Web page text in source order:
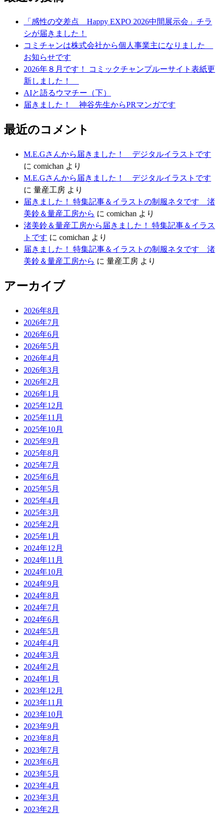
「感性の交差点 Happy EXPO 2026中間展示会」チラ
シが届きました！
コミチャンは株式会社から個人事業主になりました
お知らせです
2026年８月です！ コミックチャンプルーサイト表紙更
新しました！
AIと語るウマチー（下）
届きました！ 神谷先生からPRマンガです
最近のコメント
M.E.Gさんから届きました！ デジタルイラストです
に comichan より
M.E.Gさんから届きました！ デジタルイラストです
に 量産工房 より
届きました！ 特集記事＆イラストの制服ネタです 渚
美鈴＆量産工房から に comichan より
渚美鈴＆量産工房から届きました！ 特集記事＆イラス
トです に comichan より
届きました！ 特集記事＆イラストの制服ネタです 渚
美鈴＆量産工房から に 量産工房 より
アーカイブ
2026年8月
2026年7月
2026年6月
2026年5月
2026年4月
2026年3月
2026年2月
2026年1月
2025年12月
2025年11月
2025年10月
2025年9月
2025年8月
2025年7月
2025年6月
2025年5月
2025年4月
2025年3月
2025年2月
2025年1月
2024年12月
2024年11月
2024年10月
2024年9月
2024年8月
2024年7月
2024年6月
2024年5月
2024年4月
2024年3月
2024年2月
2024年1月
2023年12月
2023年11月
2023年10月
2023年9月
2023年8月
2023年7月
2023年6月
2023年5月
2023年4月
2023年3月
2023年2月